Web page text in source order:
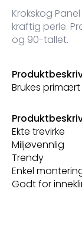
Krokskog
kraftig perle.
og 90-tallet.
Brukes
Ekte trevirke
Miljøvennlig
Trendy
Enkel
Godt for